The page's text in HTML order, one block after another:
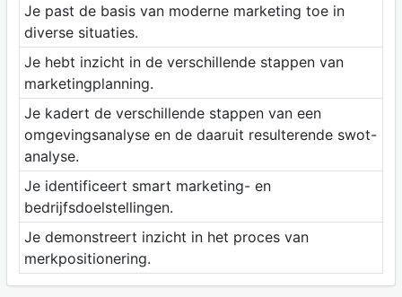
Je past de basis van moderne marketing toe in
diverse situaties.
Je hebt inzicht in de verschillende stappen van
marketingplanning.
Je kadert de verschillende stappen van een
omgevingsanalyse en de daaruit resulterende swot-
analyse.
Je identificeert smart marketing- en
bedrijfsdoelstellingen.
Je demonstreert inzicht in het proces van
merkpositionering.